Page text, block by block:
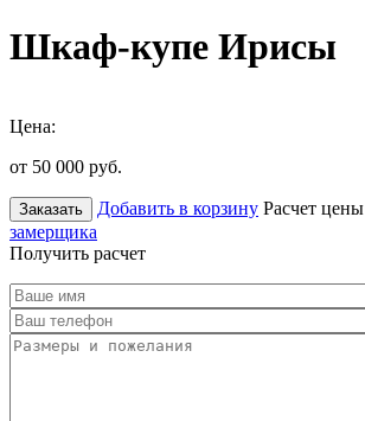
Шкаф-купе Ирисы
Цена:
от 50 000 руб.
Заказать Добавить в корзину Расчет цены
замерщика
Получить расчет